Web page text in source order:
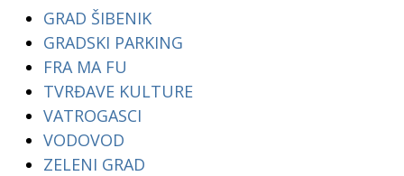
GRAD ŠIBENIK
GRADSKI PARKING
FRA MA FU
TVRĐAVE KULTURE
VATROGASCI
VODOVOD
ZELENI GRAD